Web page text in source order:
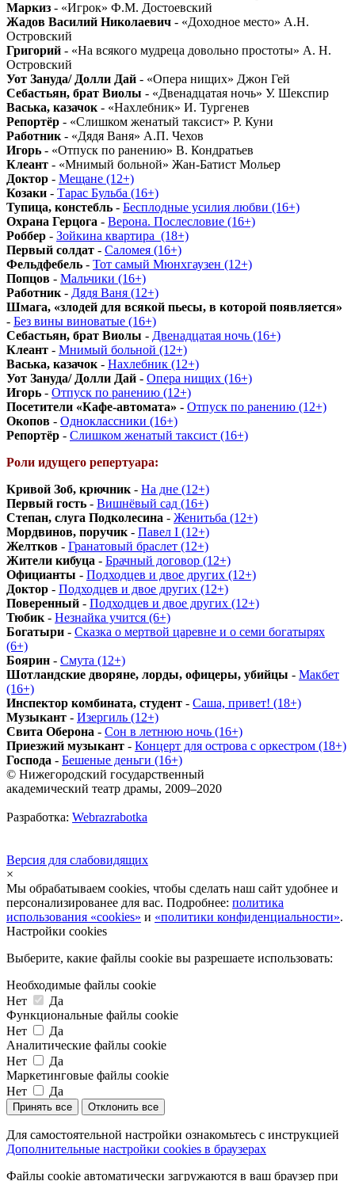
Маркиз - «Игрок» Ф.М. Достоевский
Жадов Василий Николаевич - «Доходное место» А.Н.
Островский
Григорий - «На всякого мудреца довольно простоты» А. Н.
Островский
Уот Зануда/ Долли Дай - «Опера нищих» Джон Гей
Себастьян, брат Виолы - «Двенадцатая ночь» У. Шекспир
Васька, казачок - «Нахлебник» И. Тургенев
Репортёр - «Слишком женатый таксист» Р. Куни
Работник - «Дядя Ваня» А.П. Чехов
Игорь - «Отпуск по ранению» В. Кондратьев
Клеант - «Мнимый больной» Жан-Батист Мольер
Доктор - Мещане (12+)
Козаки - Тарас Бульба (16+)
Тупица, констебль - Бесплодные усилия любви (16+)
Охрана Герцога - Верона. Послесловие (16+)
Роббер - Зойкина квартира_(18+)
Первый солдат - Саломея (16+)
Фельдфебель - Тот самый Мюнхгаузен (12+)
Попцов - Мальчики (16+)
Работник - Дядя Ваня (12+)
Шмага, «злодей для всякой пьесы, в которой появляется»
- Без вины виноватые (16+)
Себастьян, брат Виолы - Двенадцатая ночь (16+)
Клеант - Мнимый больной (12+)
Васька, казачок - Нахлебник (12+)
Уот Зануда/ Долли Дай - Опера нищих (16+)
Игорь - Отпуск по ранению (12+)
Посетители «Кафе-автомата» - Отпуск по ранению (12+)
Окопов - Одноклассники (16+)
Репортёр - Слишком женатый таксист (16+)
Роли идущего репертуара:
Кривой Зоб, крючник - На дне (12+)
Первый гость - Вишнёвый сад (16+)
Степан, слуга Подколесина - Женитьба (12+)
Мордвинов, поручик - Павел I (12+)
Желтков - Гранатовый браслет (12+)
Жители кибуца - Брачный договор (12+)
Официанты - Подходцев и двое других (12+)
Доктор - Подходцев и двое других (12+)
Поверенный - Подходцев и двое других (12+)
Тюбик - Незнайка учится (6+)
Богатыри - Сказка о мертвой царевне и о семи богатырях
(6+)
Боярин - Смута (12+)
Шотландские дворяне, лорды, офицеры, убийцы - Макбет
(16+)
Инспектор комбината, студент - Саша, привет! (18+)
Музыкант - Изергиль (12+)
Свита Оберона - Сон в летнюю ночь (16+)
Приезжий музыкант - Концерт для острова с оркестром (18+)
Господа - Бешеные деньги (16+)
© Нижегородский государственный
академический театр драмы, 2009–2020
Разработка: Webrazrabotka
Версия для слабовидящих
×
Мы обрабатываем cookies, чтобы сделать наш сайт удобнее и
персонализированее для вас. Подробнее: политика
использования «cookies» и «политики конфиденциальности».
Настройки cookies
Выберите, какие файлы cookie вы разрешаете использовать:
Необходимые файлы cookie
Нет
Да
Функциональные файлы cookie
Нет
Да
Аналитические файлы cookie
Нет
Да
Маркетинговые файлы cookie
Нет
Да
Принять все Отклонить все
Для самостоятельной настройки ознакомьтесь с инструкцией
Дополнительные настройки cookies в браузерах
Файлы cookie автоматически загружаются в ваш браузер при